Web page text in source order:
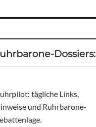
Dossiers:
tägliche Links,
und Ruhrbarone-